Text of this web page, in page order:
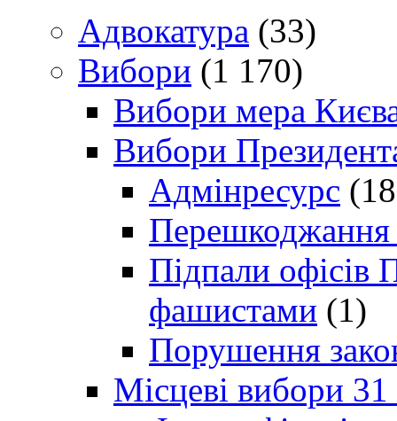
Адвокатура (33)
Вибори (1 170)
Вибори мера
Вибори
Адмінресурс
Перешкоджання
Підпали офісів
фашистами (1)
Порушення
Місцеві вибори